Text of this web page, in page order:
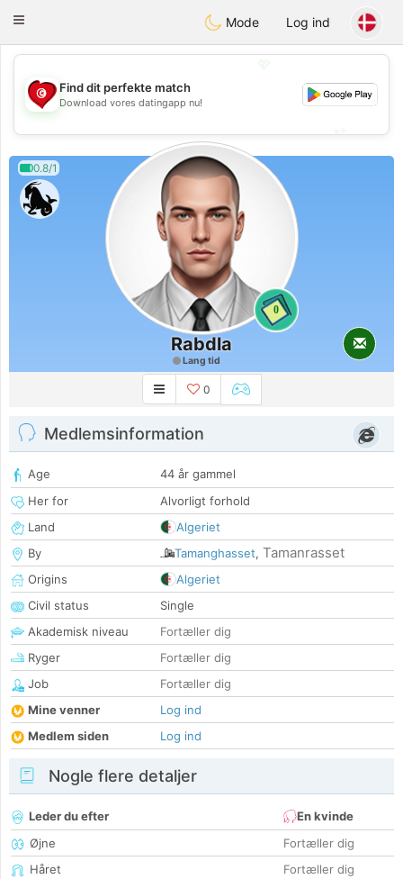
Tunisia Dating
Toggle
Mode Log ind
💖
💕
Find dit perfekte match
Download vores datingapp nu!
0.8/1
0
Rabdla
Lang tid
0
Medlemsinformation
Age
44 år gammel
Her for
Alvorligt forhold
Land
Algeriet
By
Tamanghasset, Tamanrasset
Origins
Algeriet
Civil status
Single
Akademisk niveau
Fortæller dig
Ryger
Fortæller dig
Job
Fortæller dig
Mine venner
Log ind
Medlem siden
Log ind
Nogle flere detaljer
Leder du efter
En kvinde
Øjne
Fortæller dig
Håret
Fortæller dig